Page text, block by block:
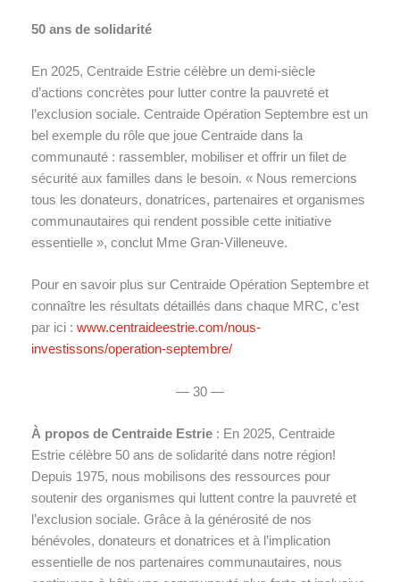
50 ans de solidarité
En 2025, Centraide Estrie célèbre un demi-siècle
d’actions concrètes pour lutter contre la pauvreté et
l’exclusion sociale. Centraide Opération Septembre est un
bel exemple du rôle que joue Centraide dans la
communauté : rassembler, mobiliser et offrir un filet de
sécurité aux familles dans le besoin. « Nous remercions
tous les donateurs, donatrices, partenaires et organismes
communautaires qui rendent possible cette initiative
essentielle », conclut Mme Gran-Villeneuve.
Pour en savoir plus sur Centraide Opération Septembre et
connaître les résultats détaillés dans chaque MRC, c’est
par ici : www.centraideestrie.com/nous-
investissons/operation-septembre/
— 30 —
À propos de Centraide Estrie : En 2025, Centraide
Estrie célèbre 50 ans de solidarité dans notre région!
Depuis 1975, nous mobilisons des ressources pour
soutenir des organismes qui luttent contre la pauvreté et
l’exclusion sociale. Grâce à la générosité de nos
bénévoles, donateurs et donatrices et à l’implication
essentielle de nos partenaires communautaires, nous